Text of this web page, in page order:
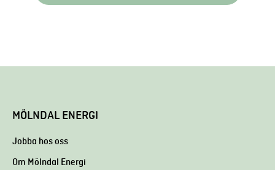
MÖLNDAL ENERGI
Jobba hos oss
Om Mölndal Energi